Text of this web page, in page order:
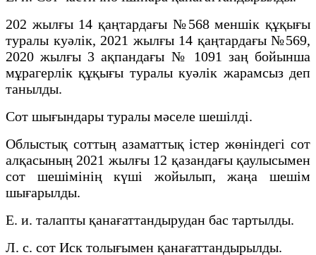
202 жылғы 14 қаңтардағы №568 меншік құқығы
туралы куәлік, 2021 жылғы 14 қаңтардағы №569,
2020 жылғы 3 ақпандағы № 1091 заң бойынша
мұрагерлік құқығы туралы куәлік жарамсыз деп
танылды.
Сот шығындары туралы мәселе шешілді.
Облыстық соттың азаматтық істер жөніндегі сот
алқасының 2021 жылғы 12 қазандағы қаулысымен
сот шешімінің күші жойылып, жаңа шешім
шығарылды.
Е. и. талапты қанағаттандырудан бас тартылды.
Л. с. сот Иск толығымен қанағаттандырылды.